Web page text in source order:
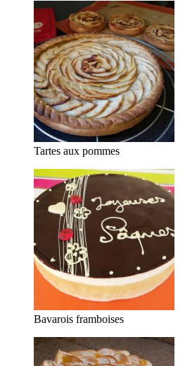
Tartes aux pommes
Bavarois framboises